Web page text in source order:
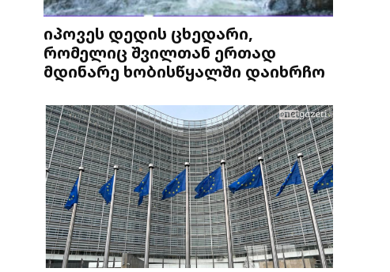
იპოვეს დედის ცხედარი,
რომელიც შვილთან ერთად
მდინარე ხობისწყალში დაიხრჩო